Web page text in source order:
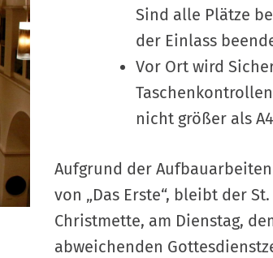
Sind alle Plätze
der Einlass
Vor Ort wird
nicht größer als
Aufgrund der
von „Das Erste“, bleibt der
Christmette, am Dienstag,
abweichenden